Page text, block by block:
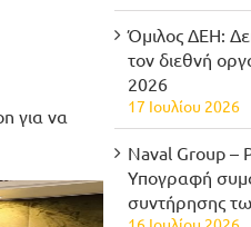
για να
Όμιλος ΔΕΗ:
τον διεθνή
2026
17 Ιουλίου 2026
Naval Group –
Υπογραφή
συντήρησης